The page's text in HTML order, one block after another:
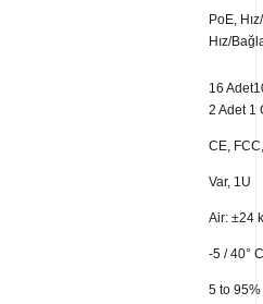
PoE,
Hız/
16
2 Adet 1
CE,
Var, 1U
Air: ±24
-5 / 40°
5 to 95%